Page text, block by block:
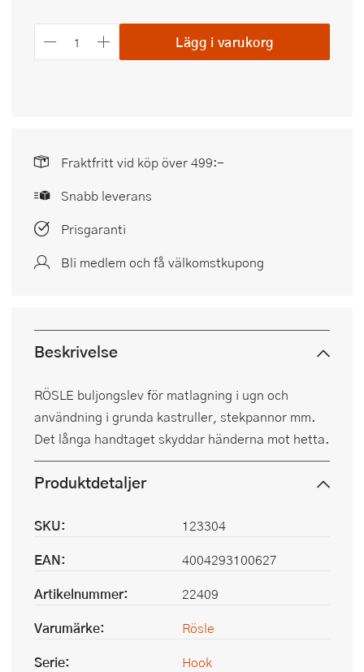
Lägg i varukorg
Fraktfritt vid köp över 499:-
Snabb leverans
Prisgaranti
Bli medlem och få välkomstkupong
Beskrivelse
RÖSLE buljongslev för matlagning i ugn och
användning i grunda kastruller, stekpannor mm.
Det långa handtaget skyddar händerna mot hetta.
Produktdetaljer
SKU:
123304
EAN:
4004293100627
Artikelnummer:
22409
Varumärke:
Rösle
Serie:
Hook